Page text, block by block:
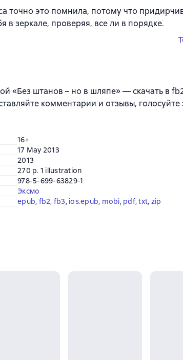
точно это помнила, потому что
в зеркале, проверяя, все ли в порядке.
«Без штанов – но в шляпе» — скачать в
комментарии и отзывы, голосуйте
16+
17 May 2013
2013
270 p. 1 illustration
978-5-699-63829-1
Эксмо
epub, fb2, fb3, ios.epub, mobi, pdf, txt, zip